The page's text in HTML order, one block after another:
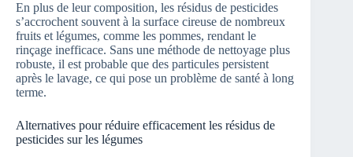
En plus de leur composition, les résidus de pesticides
s’accrochent souvent à la surface cireuse de nombreux
fruits et légumes, comme les pommes, rendant le
rinçage inefficace. Sans une méthode de nettoyage plus
robuste, il est probable que des particules persistent
après le lavage, ce qui pose un problème de santé à long
terme.
Alternatives pour réduire efficacement les résidus de
pesticides sur les légumes